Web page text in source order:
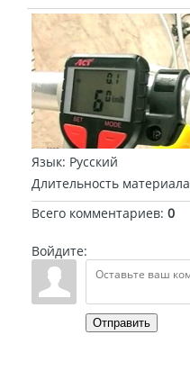
Язык: Русский
Длительность материала
Всего комментариев: 0
Войдите:
Отправить